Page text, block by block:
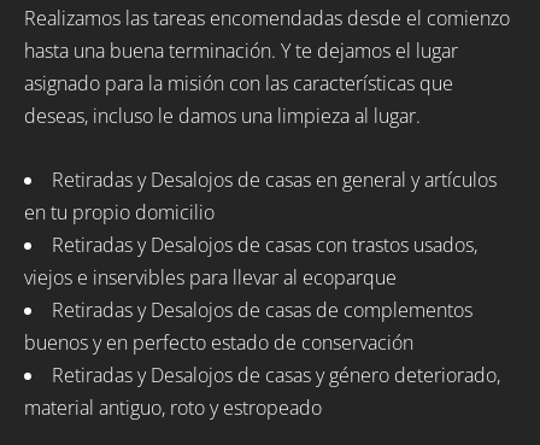
Realizamos las tareas encomendadas desde el comienzo
hasta una buena terminación. Y te dejamos el lugar
asignado para la misión con las características que
deseas, incluso le damos una limpieza al lugar.
Retiradas y Desalojos de casas en general y artículos
en tu propio domicilio
Retiradas y Desalojos de casas con trastos usados,
viejos e inservibles para llevar al ecoparque
Retiradas y Desalojos de casas de complementos
buenos y en perfecto estado de conservación
Retiradas y Desalojos de casas y género deteriorado,
material antiguo, roto y estropeado